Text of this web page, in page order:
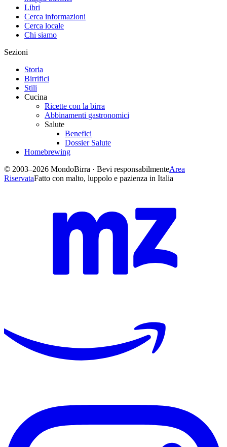
Libri
Cerca informazioni
Cerca locale
Chi siamo
Sezioni
Storia
Birrifici
Stili
Cucina
Ricette con la birra
Abbinamenti gastronomici
Salute
Benefici
Dossier Salute
Homebrewing
© 2003–2026 MondoBirra · Bevi responsabilmenteArea
RiservataFatto con malto, luppolo e pazienza in Italia